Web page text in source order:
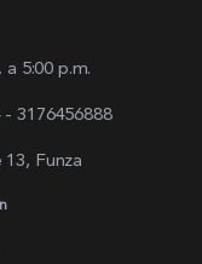
a 5:00 p.m.
- 3176456888
13, Funza